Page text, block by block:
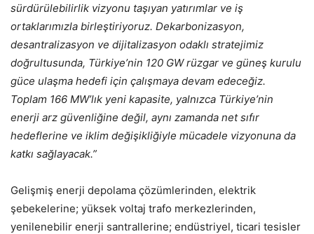
sürdürülebilirlik vizyonu taşıyan yatırımlar ve iş
ortaklarımızla birleştiriyoruz. Dekarbonizasyon,
desantralizasyon ve dijitalizasyon odaklı stratejimiz
doğrultusunda, Türkiye’nin 120 GW rüzgar ve güneş kurulu
güce ulaşma hedefi için çalışmaya devam edeceğiz.
Toplam 166 MW’lık yeni kapasite, yalnızca Türkiye’nin
enerji arz güvenliğine değil, aynı zamanda net sıfır
hedeflerine ve iklim değişikliğiyle mücadele vizyonuna da
katkı sağlayacak.”
Gelişmiş enerji depolama çözümlerinden, elektrik
şebekelerine; yüksek voltaj trafo merkezlerinden,
yenilenebilir enerji santrallerine; endüstriyel, ticari tesisler